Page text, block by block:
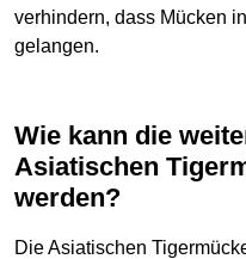
verhindern, dass Mücken
gelangen.
Wie kann die weitere Ausbreitung der
Asiatischen
werden?
Die Asiatischen